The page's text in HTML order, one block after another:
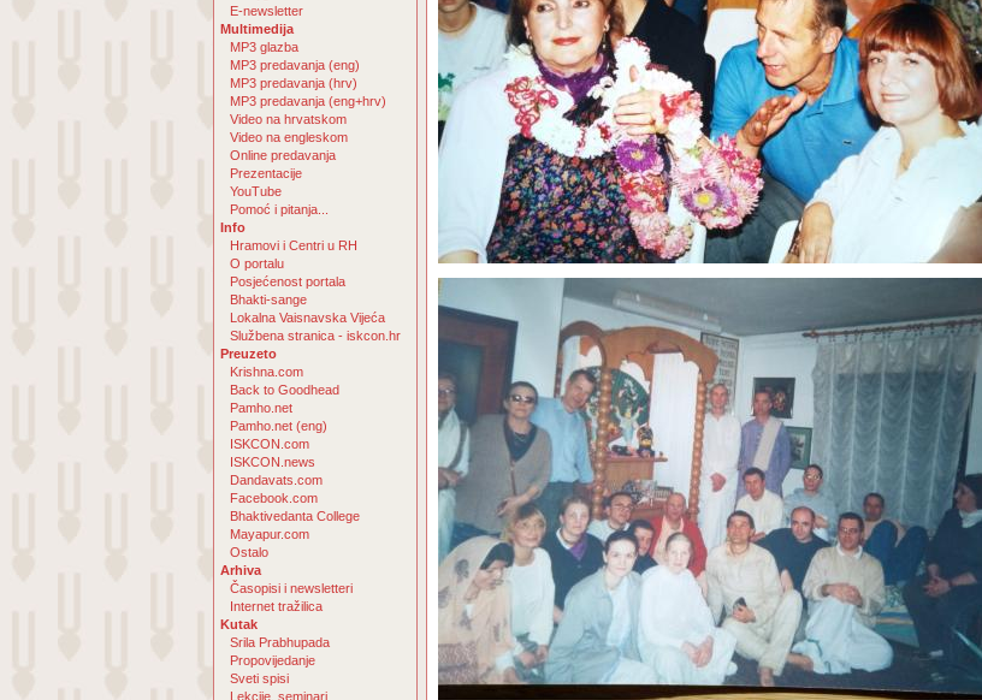
E-newsletter
Multimedija
MP3 glazba
MP3 predavanja (eng)
MP3 predavanja (hrv)
MP3 predavanja (eng+hrv)
Video na hrvatskom
Video na engleskom
Online predavanja
Prezentacije
YouTube
Pomoć i pitanja...
Info
Hramovi i Centri u RH
O portalu
Posjećenost portala
Bhakti-sange
Lokalna Vaisnavska Vijeća
Službena stranica - iskcon.hr
Preuzeto
Krishna.com
Back to Goodhead
Pamho.net
Pamho.net (eng)
ISKCON.com
ISKCON.news
Dandavats.com
Facebook.com
Bhaktivedanta College
Mayapur.com
Ostalo
Arhiva
Časopisi i newsletteri
Internet tražilica
Kutak
Srila Prabhupada
Propovijedanje
Sveti spisi
Lekcije, seminari